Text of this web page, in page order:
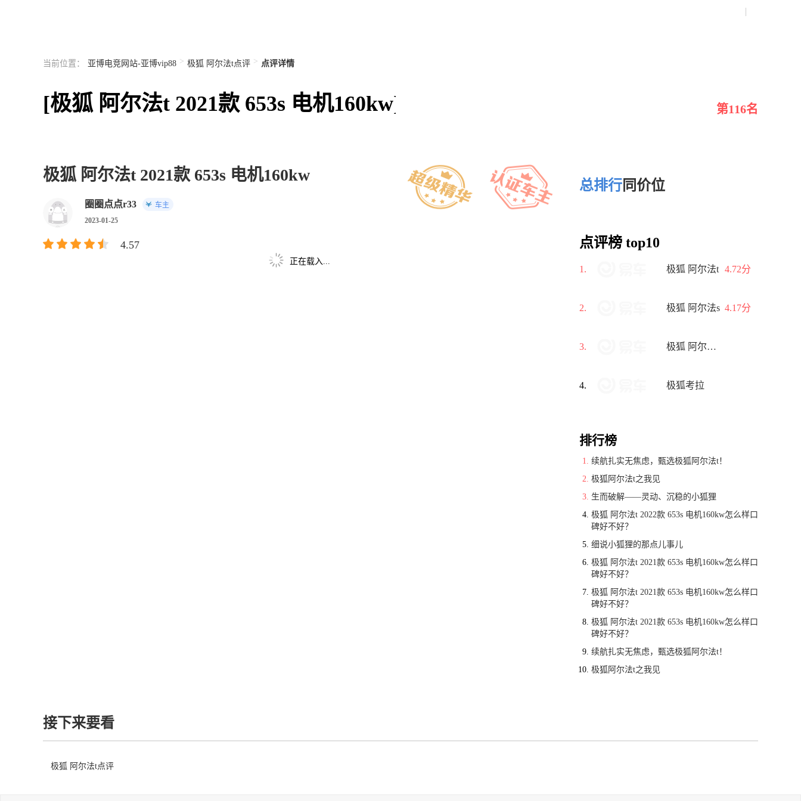
当前位置： 亚博电竞网站-亚博vip88 > 极狐 阿尔法t点评 > 点评详情
[极狐 阿尔法t 2021款 653s 电机160kw]怎么样口碑好不好-亚博电竞网站 第116名
极狐 阿尔法t 2021款 653s 电机160kw
圈圈点点r33
2023-01-25
车主
4.57
正在载入...
总排行同价位
点评榜 top10
1. 极狐 阿尔法t 4.72分
2. 极狐 阿尔法s 4.17分
3. 极狐 阿尔法t5
4. 极狐考拉
排行榜
续航扎实无焦虑，甄选极狐阿尔法t！
极狐阿尔法t之我见
生而破解——灵动、沉稳的小狐狸
极狐 阿尔法t 2022款 653s 电机160kw怎么样口
碑好不好？
细说小狐狸的那点儿事儿
极狐 阿尔法t 2021款 653s 电机160kw怎么样口
碑好不好？
极狐 阿尔法t 2021款 653s 电机160kw怎么样口
碑好不好？
极狐 阿尔法t 2021款 653s 电机160kw怎么样口
碑好不好？
续航扎实无焦虑，甄选极狐阿尔法t！
极狐阿尔法t之我见
接下来要看
极狐 阿尔法t点评